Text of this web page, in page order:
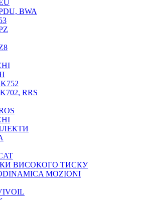
BWA
RRS
ВИСОКОГО ТИСКУ
MOZIONI